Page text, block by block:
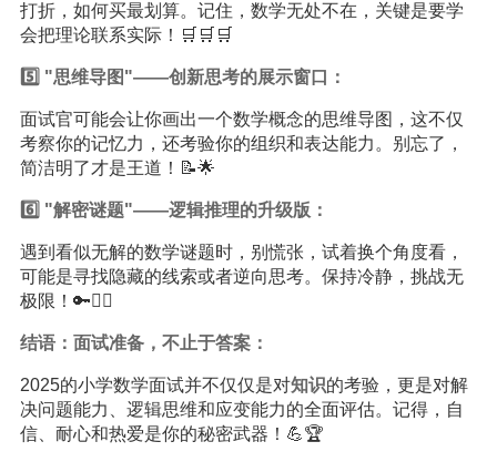
打折，如何买最划算。记住，数学无处不在，关键是要学
会把理论联系实际！🛒🛒🛒
5️⃣ "思维导图"——创新思考的展示窗口：
面试官可能会让你画出一个数学概念的思维导图，这不仅
考察你的记忆力，还考验你的组织和表达能力。别忘了，
简洁明了才是王道！📝🌟
6️⃣ "解密谜题"——逻辑推理的升级版：
遇到看似无解的数学谜题时，别慌张，试着换个角度看，
可能是寻找隐藏的线索或者逆向思考。保持冷静，挑战无
极限！🔑🕵️‍♂️
结语：面试准备，不止于答案：
2025的小学数学面试并不仅仅是对知识的考验，更是对解
决问题能力、逻辑思维和应变能力的全面评估。记得，自
信、耐心和热爱是你的秘密武器！💪🏆